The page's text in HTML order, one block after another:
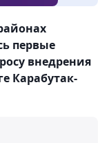
первые
внедрения
Карабутак-